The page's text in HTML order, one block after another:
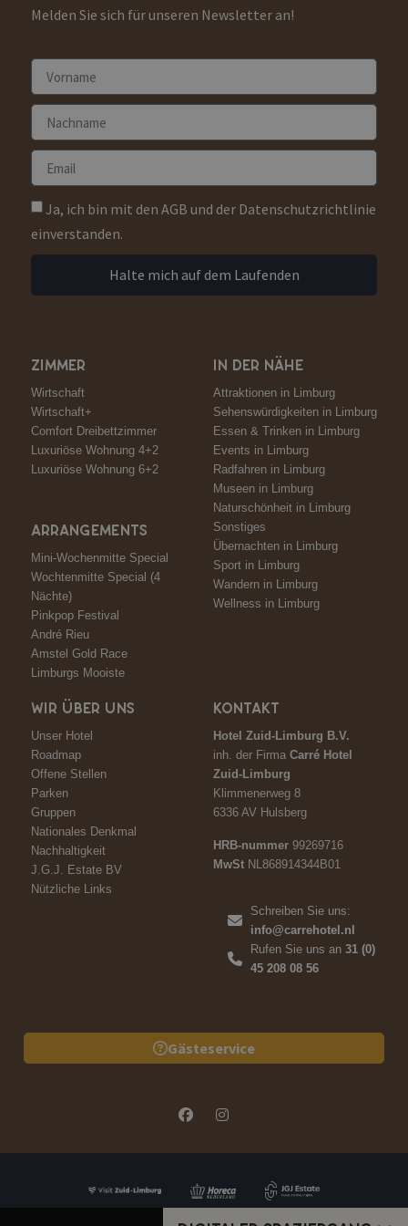
Melden Sie sich für unseren Newsletter an!
Ja, ich bin mit den AGB und der Datenschutzrichtlinie
einverstanden.
Halte mich auf dem Laufenden
ZIMMER
Wirtschaft
Wirtschaft+
Comfort Dreibettzimmer
Luxuriöse Wohnung 4+2
Luxuriöse Wohnung 6+2
ARRANGEMENTS
Mini-Wochenmitte Special
Wochtenmitte Special (4
Nächte)
Pinkpop Festival
André Rieu
Amstel Gold Race
Limburgs Mooiste
IN DER NÄHE
Attraktionen in Limburg
Sehenswürdigkeiten in Limburg
Essen & Trinken in Limburg
Events in Limburg
Radfahren in Limburg
Museen in Limburg
Naturschönheit in Limburg
Sonstiges
Übernachten in Limburg
Sport in Limburg
Wandern in Limburg
Wellness in Limburg
WIR ÜBER UNS
Unser Hotel
Roadmap
Offene Stellen
Parken
Gruppen
Nationales Denkmal
Nachhaltigkeit
J.G.J. Estate BV
Nützliche Links
KONTAKT
Hotel Zuid-Limburg B.V.
inh. der Firma Carré Hotel
Zuid-Limburg
Klimmenerweg 8
6336 AV Hulsberg
HRB-nummer 99269716
MwSt NL868914344B01
Schreiben Sie uns:
info@carrehotel.nl
Rufen Sie uns an 31 (0)
45 208 08 56
Gästeservice